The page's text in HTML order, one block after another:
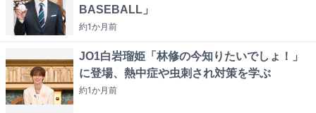
BASEBALL」
約1か月前
JO1白岩瑠姫「林修の今知りたいでしょ！」
に登場、熱中症や虫刺され対策を学ぶ
約1か月前